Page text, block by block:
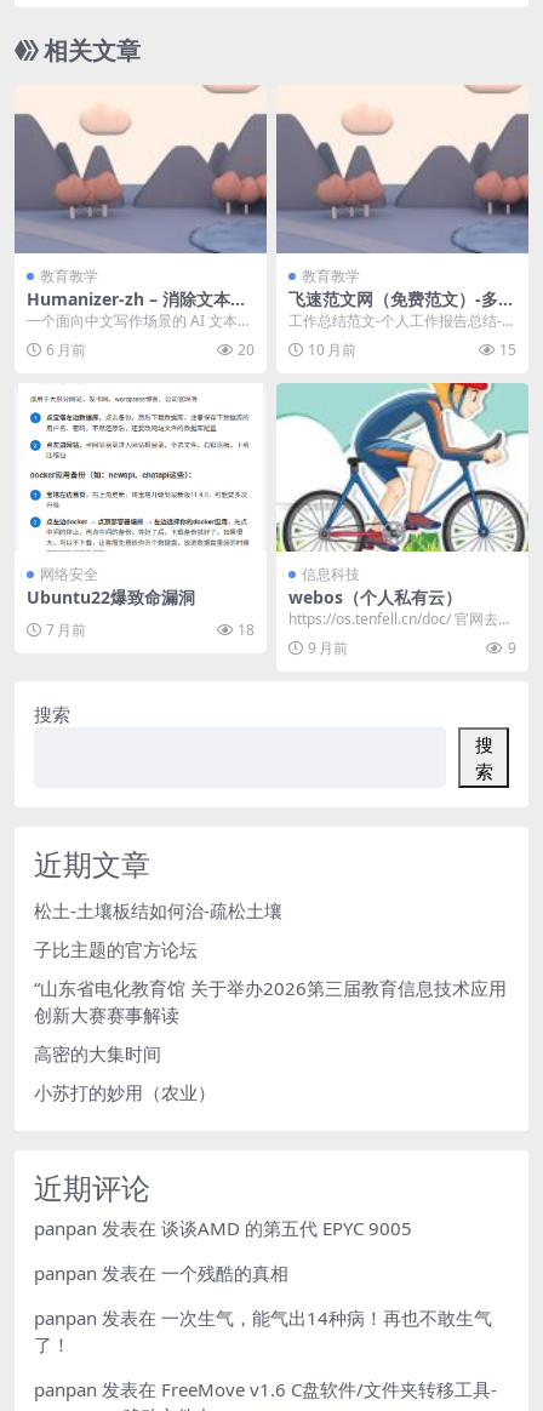
相关文章
教育教学
Humanizer-zh – 消除文本中
AI 生成的痕迹
一个面向中文写作场景的 AI 文本
“人性化”改写工具，用于识别和去除
AI 生成...
6 月前 20
教育教学
飞速范文网（免费范文）-多多
范文网
工作总结范文-个人工作报告总结-毕
业论文怎么写-心得体会优秀满分作
文 - 飞速范...
10 月前 15
网络安全
Ubuntu22爆致命漏洞
7 月前 18
信息科技
webos（个人私有云）
https://os.tenfell.cn/doc/ 官网去看
教程，直接安装就是...
9 月前 9
搜索
搜
索
近期文章
松土-土壤板结如何治-疏松土壤
子比主题的官方论坛
“山东省电化教育馆 关于举办2026第三届教育信息技术应用
创新大赛赛事解读
高密的大集时间
小苏打的妙用（农业）
近期评论
panpan 发表在 谈谈AMD 的第五代 EPYC 9005
panpan 发表在 一个残酷的真相
panpan 发表在 一次生气，能气出14种病！再也不敢生气
了！
panpan 发表在 FreeMove v1.6 C盘软件/文件夹转移工具-